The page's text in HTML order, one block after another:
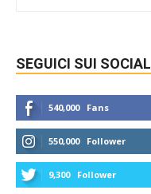
SEGUICI SUI SOCIAL
540,000 Fans
550,000 Follower
9,300 Follower